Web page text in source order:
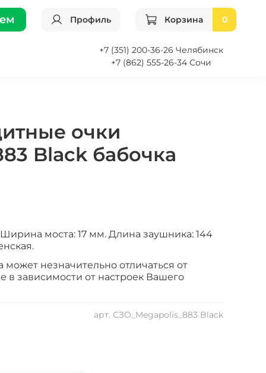
Профиль Корзина 0
+7 (351) 200-36-26 Челябинск
+7 (862) 555-26-34 Сочи
арт. СЗО_Megapolis_883 Black
очки
Black бабочка
моста: 17 мм. Длина заушника: 144
может незначительно отличаться от
в зависимости от настроек Вашего
Закрыть